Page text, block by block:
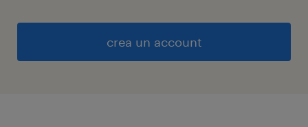
crea un account